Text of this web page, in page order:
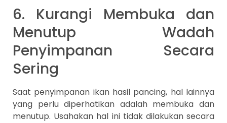
6. Kurangi Membuka dan
Menutup Wadah
Penyimpanan Secara
Sering
Saat penyimpanan ikan hasil pancing, hal lainnya
yang perlu diperhatikan adalah membuka dan
menutup. Usahakan hal ini tidak dilakukan secara